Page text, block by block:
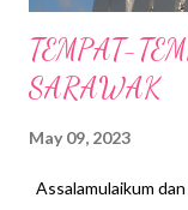
TEMPAT-
SARAWAK
May 09, 2023
Assalamulaikum